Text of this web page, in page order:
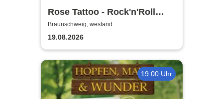
Rose Tattoo - Rock'n'Roll
Outlaws – One Last Ride
Braunschweig, westand
19.08.2026
19:00 Uhr